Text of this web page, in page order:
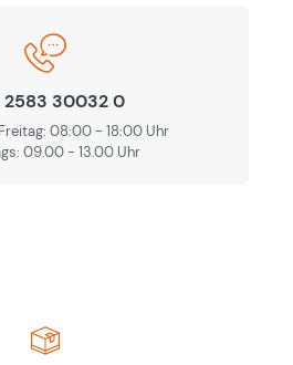
2583 30032 0
08:00 - 18:00 Uhr
09.00 - 13.00 Uhr